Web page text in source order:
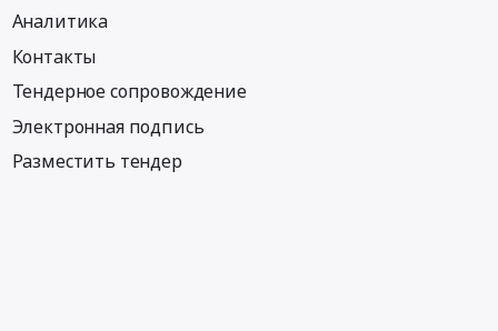
Аналитика
Контакты
Тендерное сопровождение
Электронная подпись
Разместить тендер